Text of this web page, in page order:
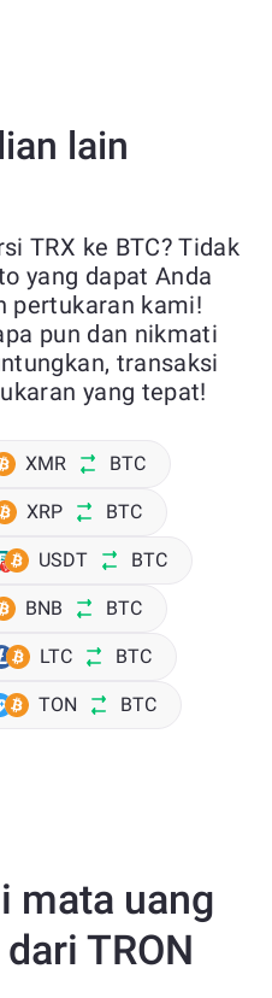
lain
TRX ke BTC? Tidak
yang dapat Anda
pertukaran kami!
pun dan nikmati
transaksi
yang tepat!
XMR BTC
XRP BTC
USDT BTC
BNB BTC
LTC BTC
TON BTC
mata uang
TRON